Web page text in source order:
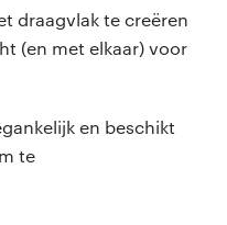
draagvlak te creëren
(en met elkaar) voor
en beschikt
te